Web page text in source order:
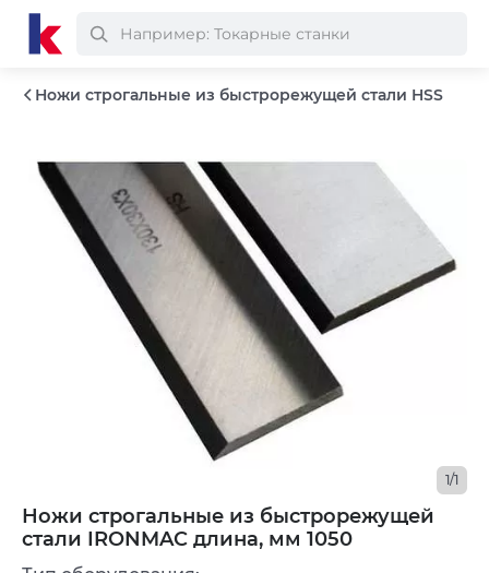
Ножи строгальные из быстрорежущей стали HSS
Ножи строгальные из быстрорежущей
стали IRONMAC длина, мм 1050
1/1